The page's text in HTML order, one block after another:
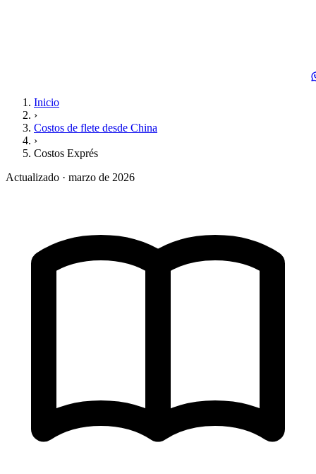
Inicio
›
Costos de flete desde China
›
Costos Exprés
Actualizado · marzo de 2026